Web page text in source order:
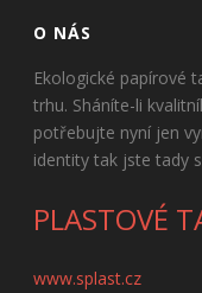
O NÁS
Ekologické papírové
trhu. Sháníte-li
potřebujte nyní jen
identity tak jste tady
PLASTOVÉ
www.splast.cz